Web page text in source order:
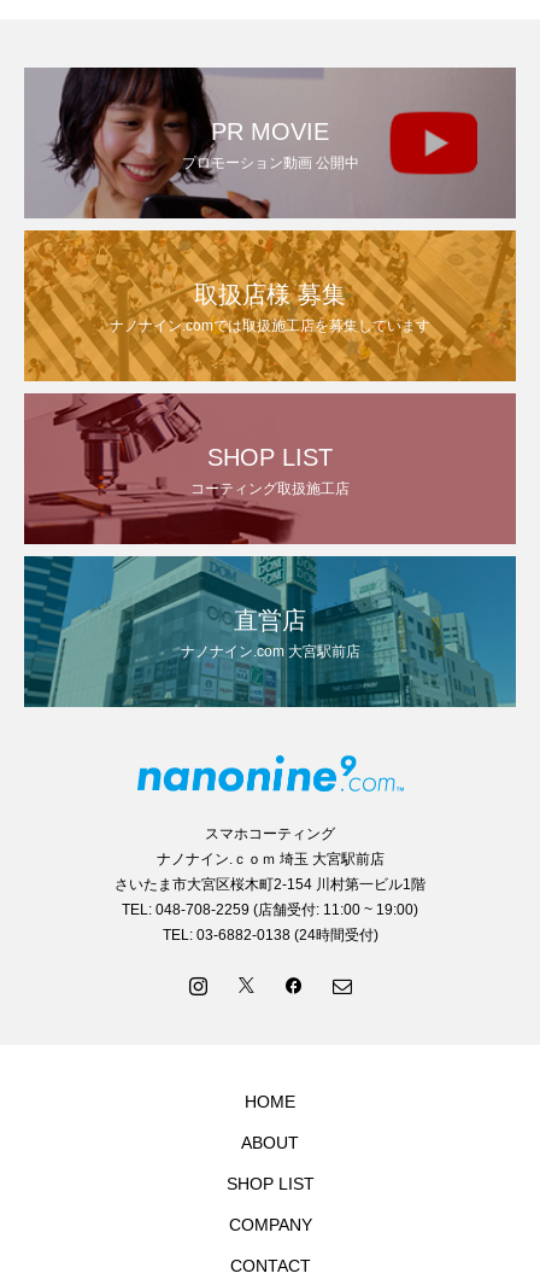
PR MOVIE
プロモーション動画 公開中
取扱店様 募集
ナノナイン.comでは取扱施工店を募集しています
SHOP LIST
コーティング取扱施工店
直営店
ナノナイン.com 大宮駅前店
スマホコーティング
ナノナイン.ｃｏｍ 埼玉 大宮駅前店
さいたま市大宮区桜木町2-154 川村第一ビル1階
TEL: 048-708-2259 (店舗受付: 11:00 ~ 19:00)
TEL: 03-6882-0138 (24時間受付)
HOME
ABOUT
SHOP LIST
COMPANY
CONTACT